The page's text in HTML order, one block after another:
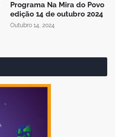
Programa Na Mira do Povo
edição 14 de outubro 2024
Outubro 14, 2024